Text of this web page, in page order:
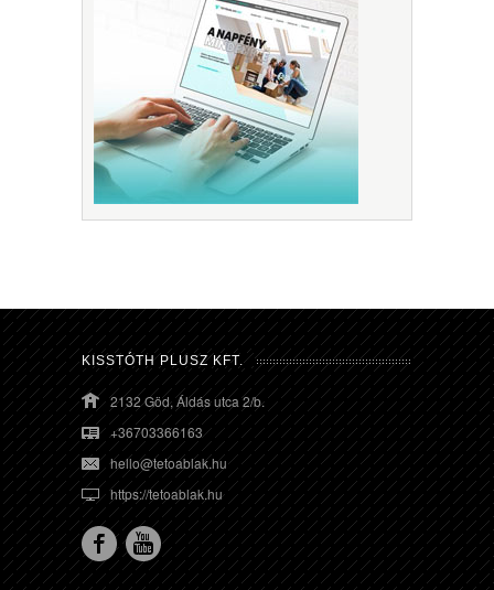
KISSTÓTH PLUSZ KFT.
2132 Göd, Áldás utca 2/b.
+36703366163
hello@tetoablak.hu
https://tetoablak.hu